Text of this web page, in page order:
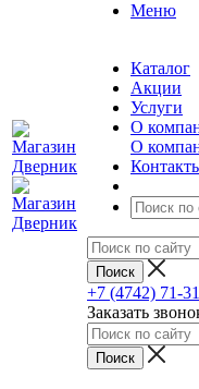
Меню
Каталог
Акции
Услуги
О
О
+7 (4742) 71-
Заказать